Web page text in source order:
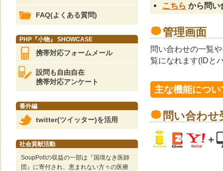
FAQ(よくある質問)
PHP『小物』 SHOWCASE
携帯対応フォームメール
設問も自由自在
携帯対応アンケート
番外編
twitter(ツイッター)を活用
社会貢献活動
SoupPot!の収益の一部は『国境なき医師
団』に寄付され、恵まれない方々の医療
こちら から問い
管理画面
問い合わせの一覧
覧になれます(IDと
主な機能につい
問い合わせ